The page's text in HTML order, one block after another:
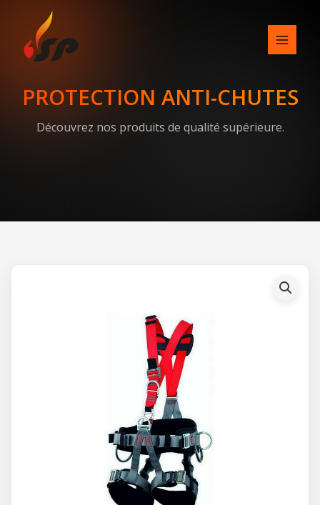
content
PROTECTION ANTI-CHUTES
Découvrez nos produits de qualité supérieure.